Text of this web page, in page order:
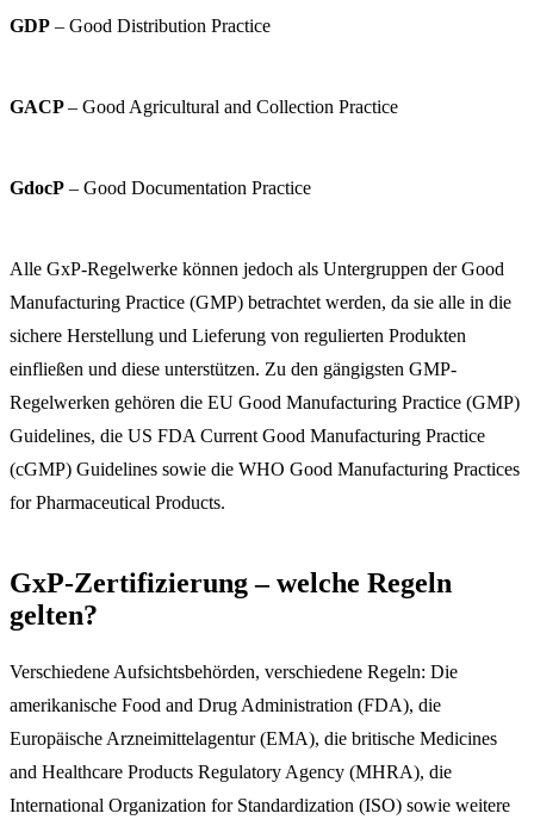
GDP – Good Distribution Practice
GACP– Good Agricultural and Collection Practice
GdocP – Good Documentation Practice
Alle GxP-Regelwerke können jedoch als Untergruppen der Good
Manufacturing Practice (GMP) betrachtet werden, da sie alle in die
sichere Herstellung und Lieferung von regulierten Produkten
einfließen und diese unterstützen. Zu den gängigsten GMP-
Regelwerken gehören die EU Good Manufacturing Practice (GMP)
Guidelines, die US FDA Current Good Manufacturing Practice
(cGMP) Guidelines sowie die WHO Good Manufacturing Practices
for Pharmaceutical Products.
GxP-Zertifizierung – welche Regeln
gelten?
Verschiedene Aufsichtsbehörden, verschiedene Regeln: Die
amerikanische Food and Drug Administration (FDA), die
Europäische Arzneimittelagentur (EMA), die britische Medicines
and Healthcare Products Regulatory Agency (MHRA), die
International Organization for Standardization (ISO) sowie weitere